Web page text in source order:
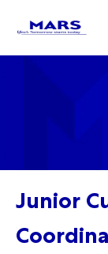
Junior